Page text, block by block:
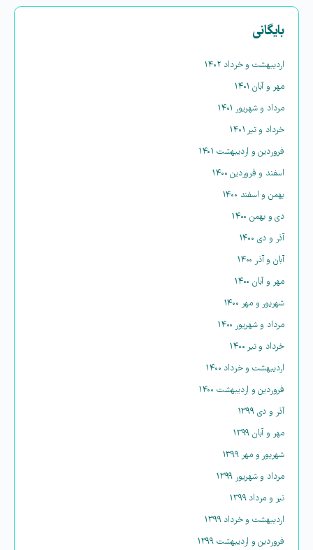
بایگانی
اردیبهشت و خرداد ۱۴۰۲
مهر و آبان ۱۴۰۱
مرداد و شهریور ۱۴۰۱
خرداد و تیر ۱۴۰۱
فروردین و اردیبهشت ۱۴۰۱
اسفند و فروردین ۱۴۰۰
بهمن و اسفند ۱۴۰۰
دی و بهمن ۱۴۰۰
آذر و دی ۱۴۰۰
آبان و آذر ۱۴۰۰
مهر و آبان ۱۴۰۰
شهریور و مهر ۱۴۰۰
مرداد و شهریور ۱۴۰۰
خرداد و تیر ۱۴۰۰
اردیبهشت و خرداد ۱۴۰۰
فروردین و اردیبهشت ۱۴۰۰
آذر و دی ۱۳۹۹
مهر و آبان ۱۳۹۹
شهریور و مهر ۱۳۹۹
مرداد و شهریور ۱۳۹۹
تیر و مرداد ۱۳۹۹
اردیبهشت و خرداد ۱۳۹۹
فروردین و اردیبهشت ۱۳۹۹